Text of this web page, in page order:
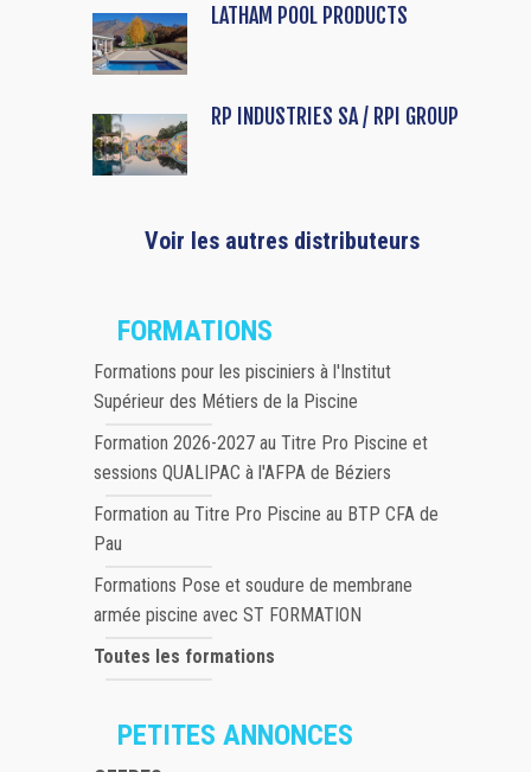
LATHAM POOL PRODUCTS
RP INDUSTRIES SA / RPI GROUP
Voir les autres distributeurs
FORMATIONS
Formations pour les pisciniers à l'Institut
Supérieur des Métiers de la Piscine
Formation 2026-2027 au Titre Pro Piscine et
sessions QUALIPAC à l'AFPA de Béziers
Formation au Titre Pro Piscine au BTP CFA de
Pau
Formations Pose et soudure de membrane
armée piscine avec ST FORMATION
Toutes les formations
PETITES ANNONCES